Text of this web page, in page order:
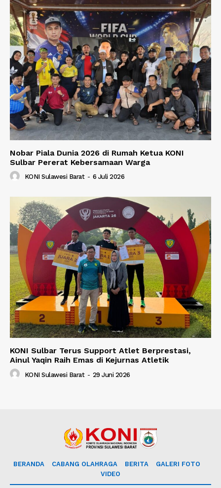
Nobar Piala Dunia 2026 di Rumah Ketua KONI
Sulbar Pererat Kebersamaan Warga
KONI Sulawesi Barat - 6 Juli 2026
KONI Sulbar Terus Support Atlet Berprestasi,
Ainul Yaqin Raih Emas di Kejurnas Atletik
KONI Sulawesi Barat - 29 Juni 2026
BERANDA CABANG OLAHRAGA BERITA
GALERI FOTO
VIDEO